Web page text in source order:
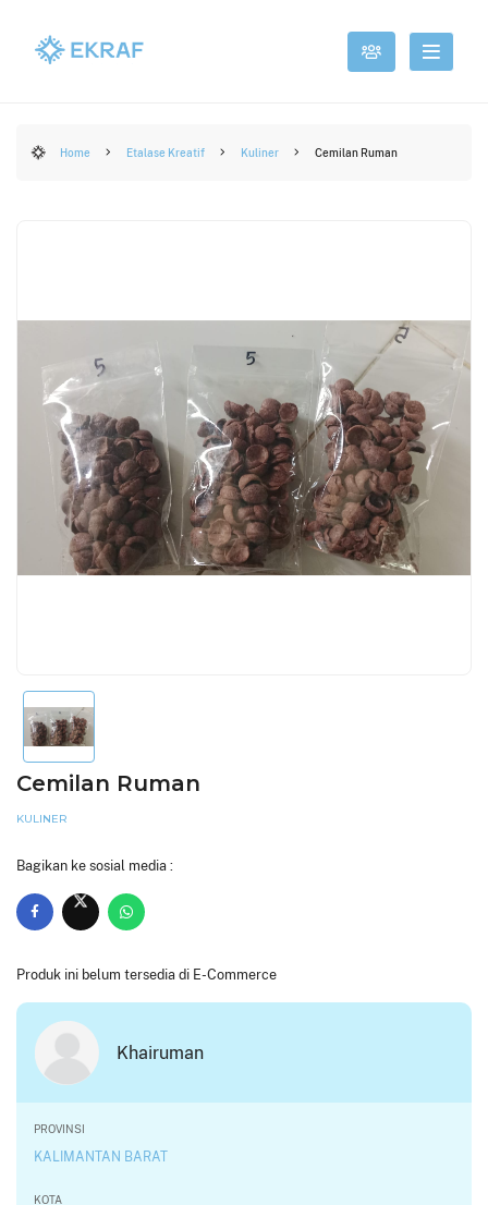
Home Etalase Kreatif Kuliner Cemilan Ruman
Cemilan Ruman
KULINER
Bagikan ke sosial media :
Produk ini belum tersedia di E-Commerce
Khairuman
PROVINSI
KALIMANTAN BARAT
KOTA